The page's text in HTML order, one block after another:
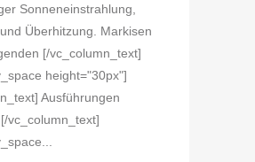
Sonneneinstrahlung,
Überhitzung. Markisen
[/vc_column_text]
height="30px"]
Ausführungen
vc_column_text]